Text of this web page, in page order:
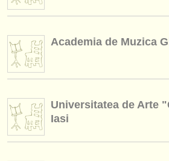
conservatorios
jóvenes orquestas
musicalchairs:
acerca de musicalchairs
contáctenos
fuentes rss
Academia de Muzica
Universitatea de Arte
Iasi